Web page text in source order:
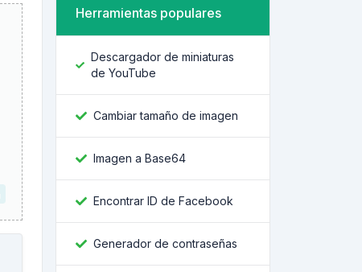
Herramientas populares
Descargador de miniaturas
de YouTube
Cambiar tamaño de imagen
Imagen a Base64
Encontrar ID de Facebook
Generador de contraseñas